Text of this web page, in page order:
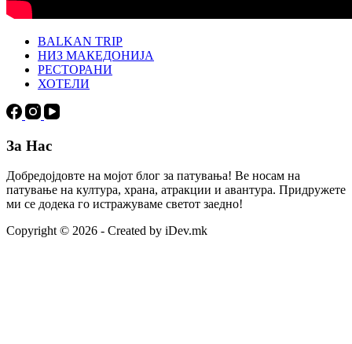
BALKAN TRIP
НИЗ МАКЕДОНИЈА
РЕСТОРАНИ
ХОТЕЛИ
За Нас
Добредојдовте на мојот блог за патувања! Ве носам на
патување на култура, храна, атракции и авантура. Придружете
ми се додека го истражуваме светот заедно!
Copyright © 2026 - Created by iDev.mk